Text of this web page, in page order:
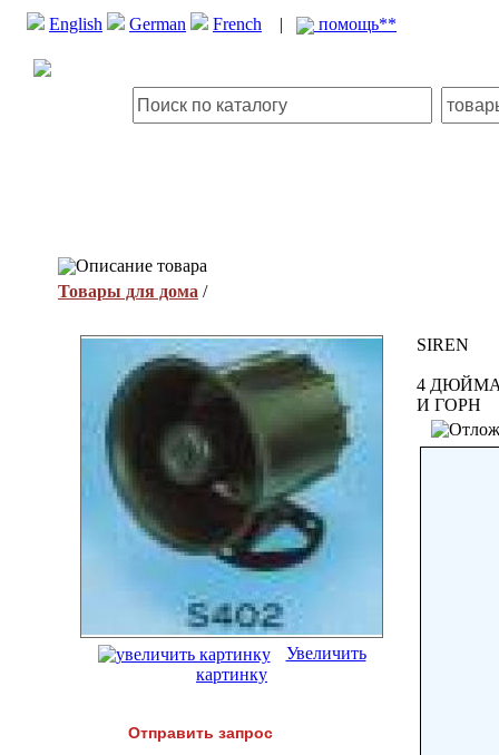
English German French | помощь**
Описание товара
Товары для дома /
Увеличить
картинку
Отправить запрос
SIREN
4
И ГОРН